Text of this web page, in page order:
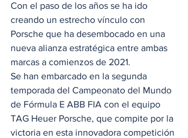
Con el paso de los años se ha ido
creando un estrecho vínculo con
Porsche que ha desembocado en una
nueva alianza estratégica entre ambas
marcas a comienzos de 2021.
Se han embarcado en la segunda
temporada del Campeonato del Mundo
de Fórmula E ABB FIA con el equipo
TAG Heuer Porsche, que compite por la
victoria en esta innovadora competición